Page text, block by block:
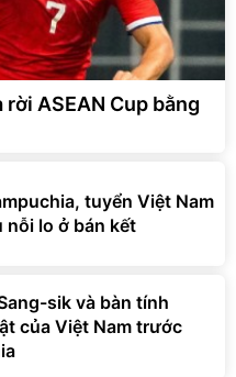
ASEAN Cup bằng
tuyển Việt Nam
nỗi lo ở bán kết
sik và bàn tính
của Việt Nam trước